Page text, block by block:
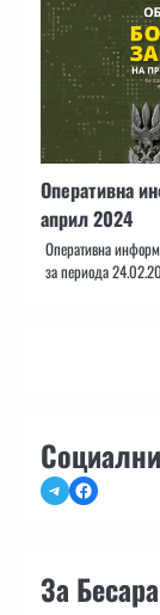
Оперативна
април 2024
Оперативна
за периода
TelegramFacebook
За